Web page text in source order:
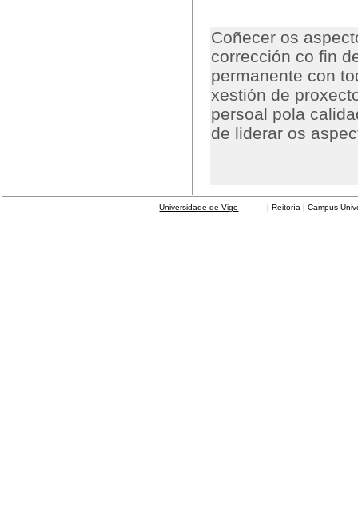
Coñecer os
corrección co fin
permanente con
xestión de
persoal pola
de liderar os
Universidade de Vigo | Reitoría | Campus